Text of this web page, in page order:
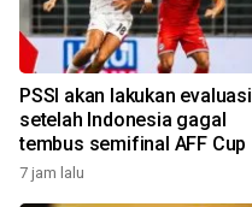
PSSI akan lakukan evaluasi
setelah Indonesia gagal
tembus semifinal AFF Cup
7 jam lalu